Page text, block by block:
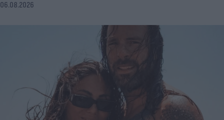
06.08.2026